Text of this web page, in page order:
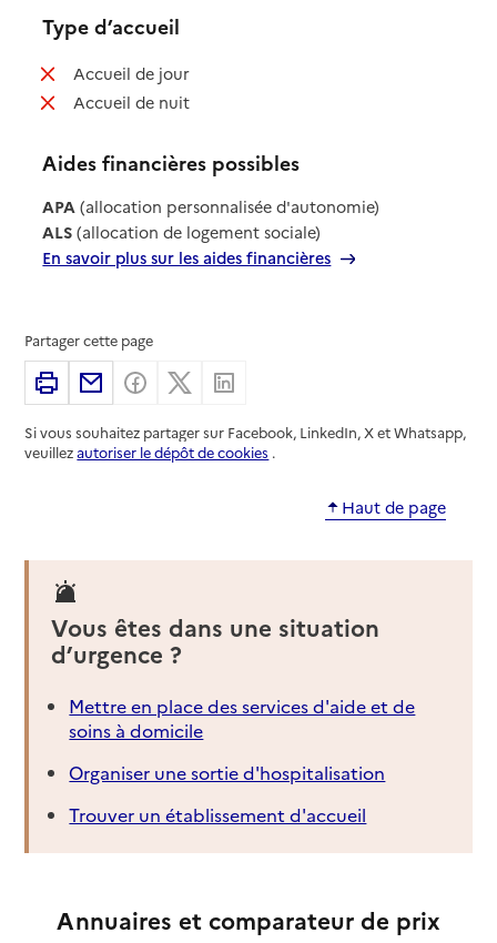
Type d’accueil
Accueil de jour: non disponible
Accueil de nuit: non disponible
Aides financières possibles
APA (allocation personnalisée d'autonomie)
ALS (allocation de logement sociale)
En savoir plus sur les aides financières
Partager cette page
ImprimerPartager par email
Partager sur Facebook
Partager sur X
Si vous souhaitez partager sur Facebook, LinkedIn, X et Whatsapp,
veuillezautoriser le dépôt de cookies .
Haut de page
Vous êtes dans une situation
d’urgence ?
Mettre en place des services d'aide et de
soins à domicile
Organiser une sortie d'hospitalisation
Trouver un établissement d'accueil
Annuaires et comparateur de prix